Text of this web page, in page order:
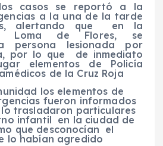
casos se reportó a la
a la una de la tarde
alertando que en la
Loma de Flores, se
persona lesionada por
por lo que de inmediato
elementos de Policía
de la Cruz Roja
los elementos de
fueron informados
trasladaron particulares
infantil en la ciudad de
que desconocían el
lo habían agredido